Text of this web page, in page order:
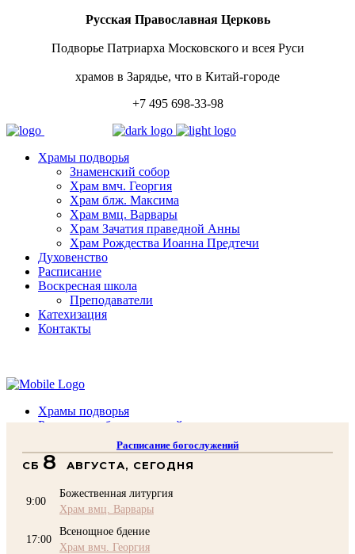
Русская Православная Церковь
Подворье Патриарха Московского и всея Руси
храмов в Зарядье, что в Китай-городе
+7 495 698-33-98
Храмы подворья
Знаменский собор
Храм вмч. Георгия
Храм блж. Максима
Храм вмц. Варвары
Храм Зачатия праведной Анны
Храм Рождества Иоанна Предтечи
Духовенство
Расписание
Воскресная школа
Преподаватели
Катехизация
Контакты
Храмы подворья
Расписание богослужений
Воскресная школа
Преподаватели Воскресной школы
КОНТАКТЫ
Помочь Подворью
Расписание богослужений
СБ 8 АВГУСТА, СЕГОДНЯ
9:00
Божественная литургия
Храм вмц. Варвары
17:00
Всенощное бдение
Храм вмч. Георгия